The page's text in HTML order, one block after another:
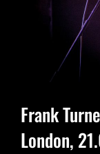
Frank
London,